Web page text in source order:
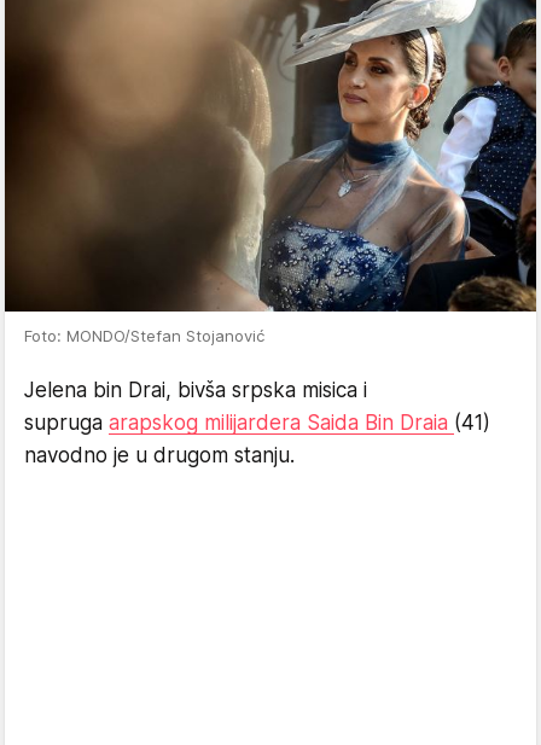
Foto: MONDO/Stefan Stojanović
Jelena bin Drai, bivša srpska misica i
supruga arapskog milijardera Saida Bin Draia (41)
navodno je u drugom stanju.